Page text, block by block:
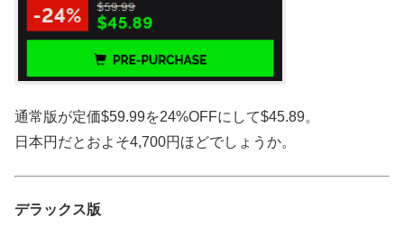
通常版が定価$59.99を24%OFFにして$45.89。
日本円だとおよそ4,700円ほどでしょうか。
デラックス版